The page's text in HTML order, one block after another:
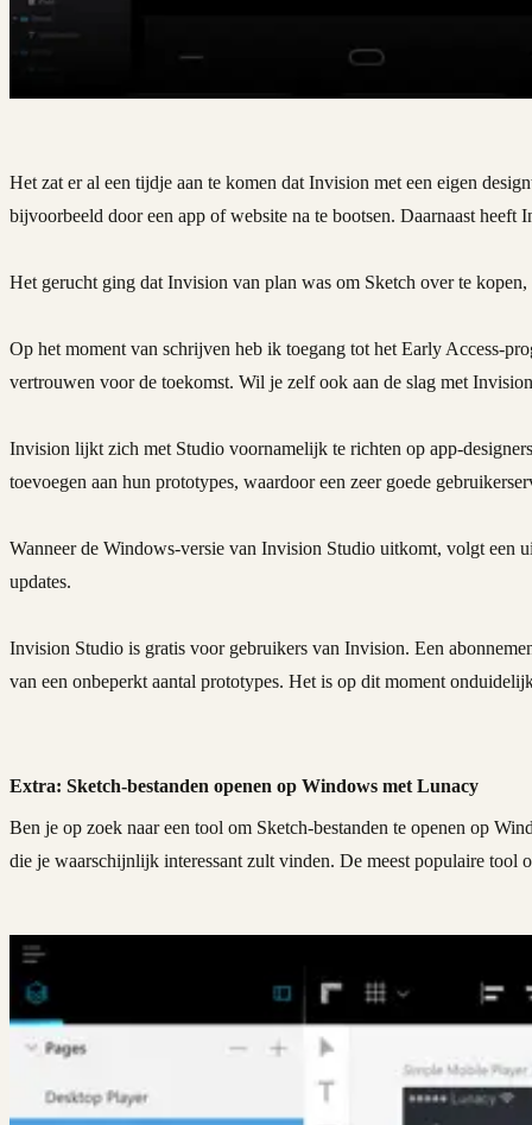
Het zat er al een tijdje aan te komen dat Invision met een eigen
bijvoorbeeld door een app of website na te bootsen. Daarnaast
Het gerucht ging dat Invision van plan was om Sketch over te
Op het moment van schrijven heb ik toegang tot het Early Access-
vertrouwen voor de toekomst. Wil je zelf ook aan de slag met
Invision lijkt zich met Studio voornamelijk te richten op app-
toevoegen aan hun prototypes, waardoor een zeer goede
Wanneer de Windows-versie van Invision Studio uitkomt, volgt een
updates.
Invision Studio is gratis voor gebruikers van Invision. Een
van een onbeperkt aantal prototypes. Het is op dit moment
Extra: Sketch-bestanden openen op Windows met Lunacy
Ben je op zoek naar een tool om Sketch-bestanden te openen op
die je waarschijnlijk interessant zult vinden. De meest populaire tool